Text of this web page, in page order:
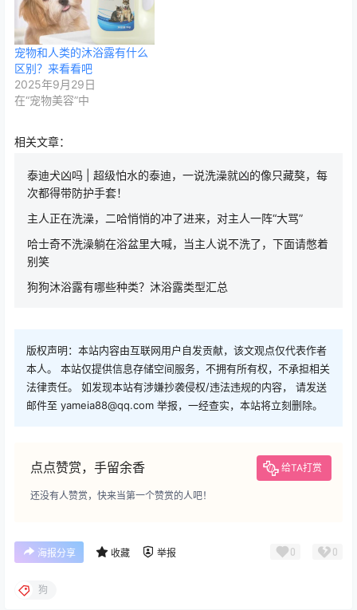
宠物和人类的沐浴露有什么
区别？来看看吧
2025年9月29日
在“宠物美容”中
相关文章：
泰迪犬凶吗 | 超级怕水的泰迪，一说洗澡就凶的像只藏獒，每
次都得带防护手套！
主人正在洗澡，二哈悄悄的冲了进来，对主人一阵“大骂”
哈士奇不洗澡躺在浴盆里大喊，当主人说不洗了，下面请憋着
别笑
狗狗沐浴露有哪些种类？沐浴露类型汇总
版权声明：本站内容由互联网用户自发贡献，该文观点仅代表作者
本人。 本站仅提供信息存储空间服务，不拥有所有权，不承担相关
法律责任。 如发现本站有涉嫌抄袭侵权/违法违规的内容， 请发送
邮件至 yameia88@qq.com 举报，一经查实，本站将立刻删除。
点点赞赏，手留余香 给TA打赏
还没有人赞赏，快来当第一个赞赏的人吧！
海报分享 收藏 举报 0 0
狗